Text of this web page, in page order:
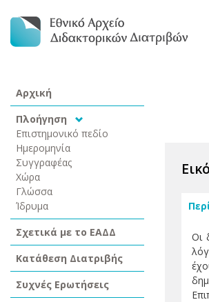
Αρχική
Πλοήγηση
Επιστημονικό πεδίο
Ημερομηνία
Συγγραφέας
Χώρα
Γλώσσα
Ίδρυμα
Σχετικά με το ΕΑΔΔ
Κατάθεση Διατριβής
Συχνές Ερωτήσεις
Οι